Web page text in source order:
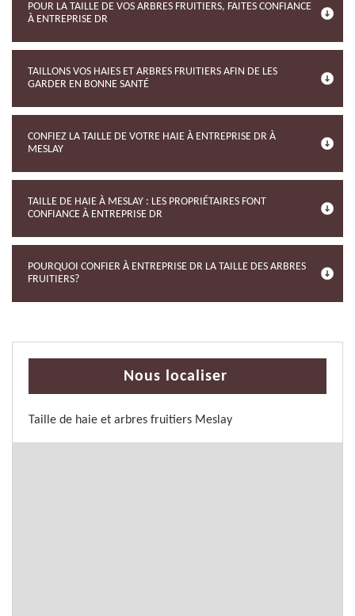
POUR LA TAILLE DE VOS ARBRES FRUITIERS, FAITES CONFIANCE
À ENTREPRISE DR
TAILLONS VOS HAIES ET ARBRES FRUITIERS AFIN DE LES
GARDER EN BONNE SANTÉ
CONFIEZ LA TAILLE DE VOTRE HAIE À ENTREPRISE DR À
MESLAY
TAILLE DE HAIE À MESLAY : LES PROPRIÉTAIRES FONT
CONFIANCE À ENTREPRISE DR
POURQUOI CONFIER À ENTREPRISE DR LA TAILLE DES ARBRES
FRUITIERS?
Nous localiser
Taille de haie et arbres fruitiers Meslay